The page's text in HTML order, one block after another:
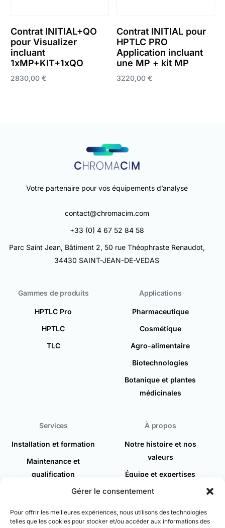
Gérer le consentement
Pour offrir les meilleures expériences, nous utilisons des technologies
telles que les cookies pour stocker et/ou accéder aux informations des
Contrat INITIAL+QO
pour Visualizer
incluant
1xMP+KIT+1xQO
2830,00€
Contrat INITIAL pour
HPTLC PRO
Application incluant
une MP + kit MP
3220,00 €
Votre partenaire pour vos équipements d’analyse
contact@chromacim.com
+33 (0) 4 67 52 84 58
Parc Saint Jean, Bâtiment 2, 50 rue Théophraste Renaudot,
34430 SAINT-JEAN-DE-VEDAS
Gammes de produits
HPTLC Pro
HPTLC
TLC
Applications
Pharmaceutique
Cosmétique
Agro-alimentaire
Biotechnologies
Botanique et plantes
médicinales
Services
Installation et formation
Maintenance et
qualification
Demande d'intervention
À propos
Notre histoire et nos
valeurs
Équipe et expertises
Actualités
Recrutement
Espace client